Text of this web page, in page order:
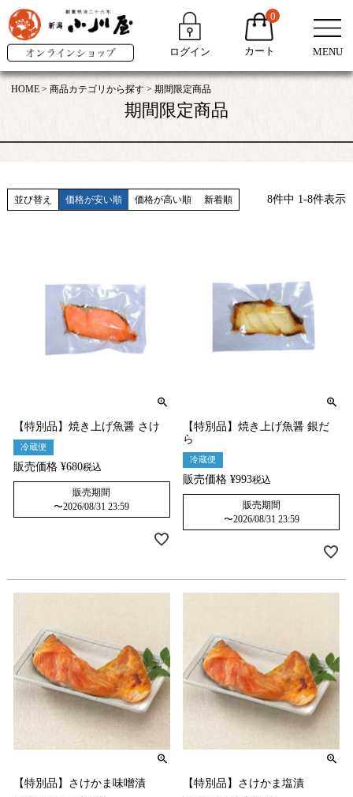
ログイン
0
カート MENU
HOME 商品カテゴリから探す 期間限定商品
期間限定商品
並び替え 価格が安い順 価格が高い順 新着順 8件中 1-8件表示
【特別品】焼き上げ魚醤 さけ
冷蔵便
販売価格 ¥680税込
販売期間
〜2026/08/31 23:59
【特別品】焼き上げ魚醤 銀だ
ら
冷蔵便
販売価格 ¥993税込
販売期間
〜2026/08/31 23:59
【特別品】さけかま味噌漬
【特別品】さけかま塩漬